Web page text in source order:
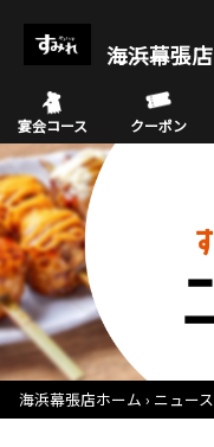
海浜幕張店
宴会コース クーポン
海浜幕張店ホーム ニュース